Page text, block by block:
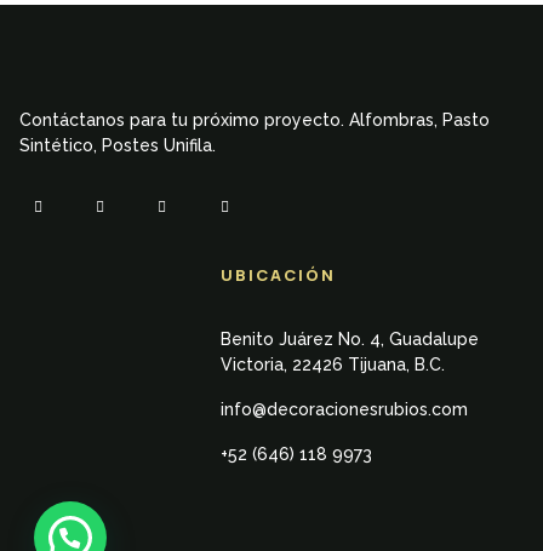
Contáctanos para tu próximo proyecto. Alfombras, Pasto
Sintético, Postes Unifila.
UBICACIÓN
Benito Juárez No. 4, Guadalupe
Victoria, 22426 Tijuana, B.C.
info@decoracionesrubios.com
+52 (646) 118 9973